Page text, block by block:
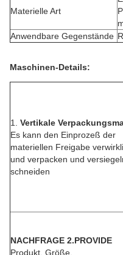
Materielle Art
Anwendbare Gegenstände
Maschinen-Details:
1. Vertikale
Es kann den Einprozeß der
materiellen Freigabe
und verpacken und
schneiden
NACHFRAGE 2.PROVIDE
Produkt, Größe,